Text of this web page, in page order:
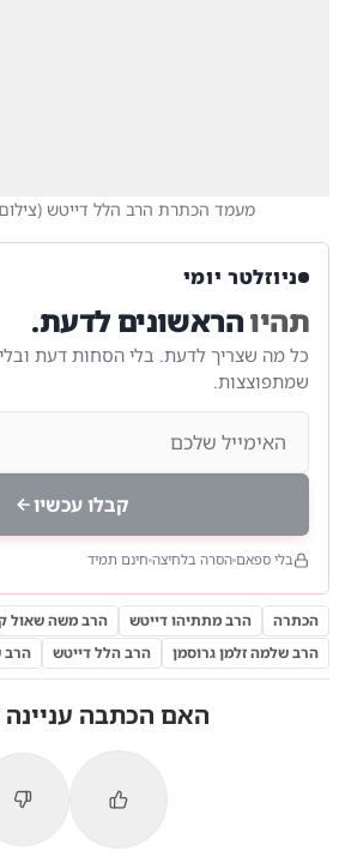
מעמד הכתרת הרב הלל דייטש (
ניוזלטר יומי
תהיוהראשונים לדעת.
כל מה שצריך לדעת. בלי הסחות דעת
שמתפוצצות.
קבלו עכשיו
בלי ספאם הסרה בלחיצה חינם תמיד
הכתרה הרב מתתיהו דייטש
הרב משה שאול
הרב שלמה זלמן גרוסמן
הרב הלל דייטש הרב
האם הכתבה